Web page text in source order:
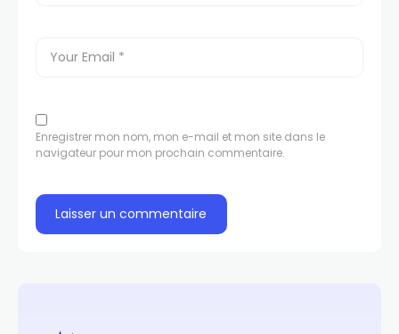
Enregistrer mon nom, mon e-mail et mon site dans le
navigateur pour mon prochain commentaire.